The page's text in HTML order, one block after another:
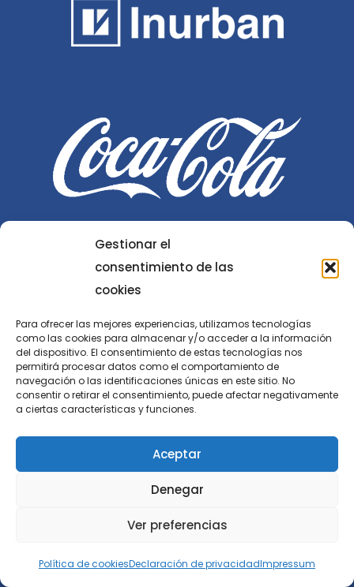
Gestionar el
consentimiento de las
cookies
Para ofrecer las mejores experiencias, utilizamos tecnologías
como las cookies para almacenar y/o acceder a la información
del dispositivo. El consentimiento de estas tecnologías nos
permitirá procesar datos como el comportamiento de
navegación o las identificaciones únicas en este sitio. No
consentir o retirar el consentimiento, puede afectar negativamente
a ciertas características y funciones.
Aceptar
Denegar
Ver preferencias
Política de cookiesDeclaración de privacidadImpressum